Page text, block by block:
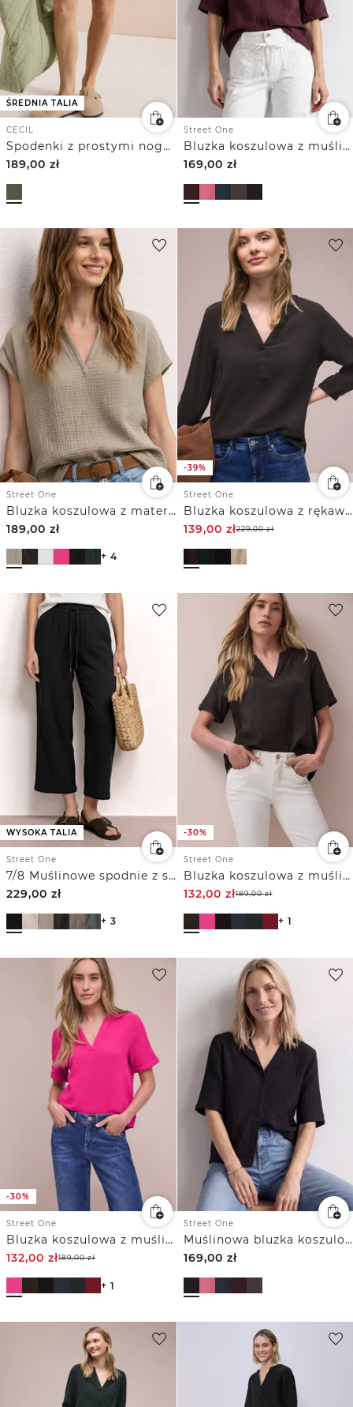
ŚREDNIA TALIA
CECIL
Spodenki z prostymi nogawkami z muślinu
189,00 zł
Street One
Bluzka koszulowa z muślinu z kołnierzykiem typu „bowling”
169,00 zł
Street One
Bluzka koszulowa z materiału muślinowego
189,00 zł
+ 4
-39%
Street One
Bluzka koszulowa z rękawem 3/4 w jakości muślinu
139,00 zł229,00zł
WYSOKA TALIA
Street One
7/8 Muślinowe spodnie z szerokimi nogawkami o luźnym kroju
229,00 zł
+ 3
-30%
Street One
Bluzka koszulowa z muślinu z krótkim podwijanym rękawem
132,00 zł189,00zł
+ 1
-30%
Street One
Bluzka koszulowa z muślinu z krótkim podwijanym rękawem
132,00 zł189,00zł
+ 1
Street One
Muślinowa bluzka koszulowa z kołnierzykiem typu „bowling”
169,00 zł